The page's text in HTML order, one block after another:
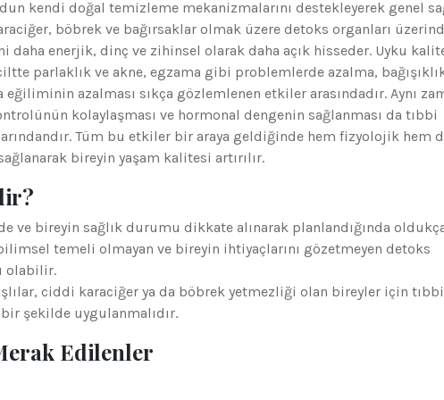
kendi doğal temizleme mekanizmalarını destekleyerek genel
böbrek ve bağırsaklar olmak üzere detoks organları
enerjik, dinç ve zihinsel olarak daha açık hisseder. Uyku
parlaklık ve akne, egzama gibi problemlerde azalma,
azalması sıkça gözlemlenen etkiler arasındadır. Aynı
kolaylaşması ve hormonal dengenin sağlanması da tıbbi
Tüm bu etkiler bir araya geldiğinde hem fizyolojik hem
bireyin yaşam kalitesi artırılır.
ve bireyin sağlık durumu dikkate alınarak planlandığında
temeli olmayan ve bireyin ihtiyaçlarını gözetmeyen detoks
olabilir.
ciddi karaciğer ya da böbrek yetmezliği olan bireyler için tıbbi
şekilde uygulanmalıdır.
Edilenler